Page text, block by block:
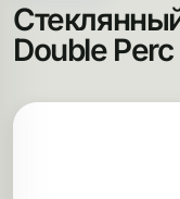
бонги
с перколятором
бонги
Double